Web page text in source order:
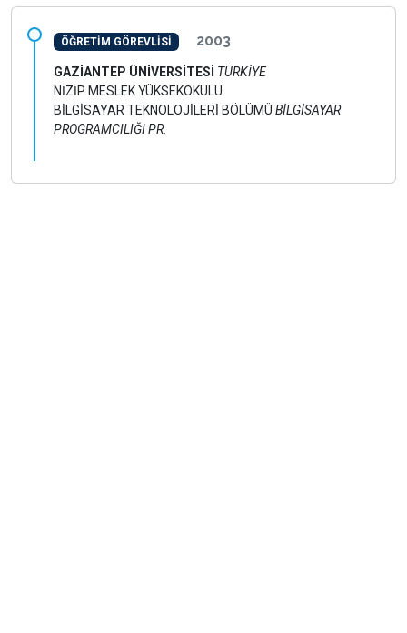
ÖĞRETİM GÖREVLİSİ 2003
GAZİANTEP ÜNİVERSİTESİ TÜRKİYE
NİZİP MESLEK YÜKSEKOKULU
BİLGİSAYAR TEKNOLOJİLERİ BÖLÜMÜ BİLGİSAYAR
PROGRAMCILIĞI PR.